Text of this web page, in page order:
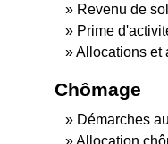
Revenu de
Prime
Allocations et
Chômage
Démarches